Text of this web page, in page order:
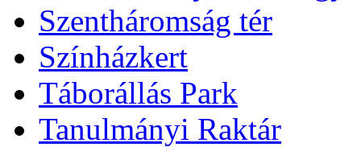
Szentháromság tér
Színházkert
Táborállás Park
Tanulmányi Raktár